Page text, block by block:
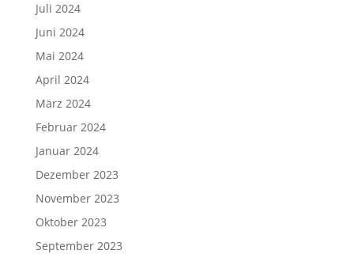
Juli 2024
Juni 2024
Mai 2024
April 2024
März 2024
Februar 2024
Januar 2024
Dezember 2023
November 2023
Oktober 2023
September 2023